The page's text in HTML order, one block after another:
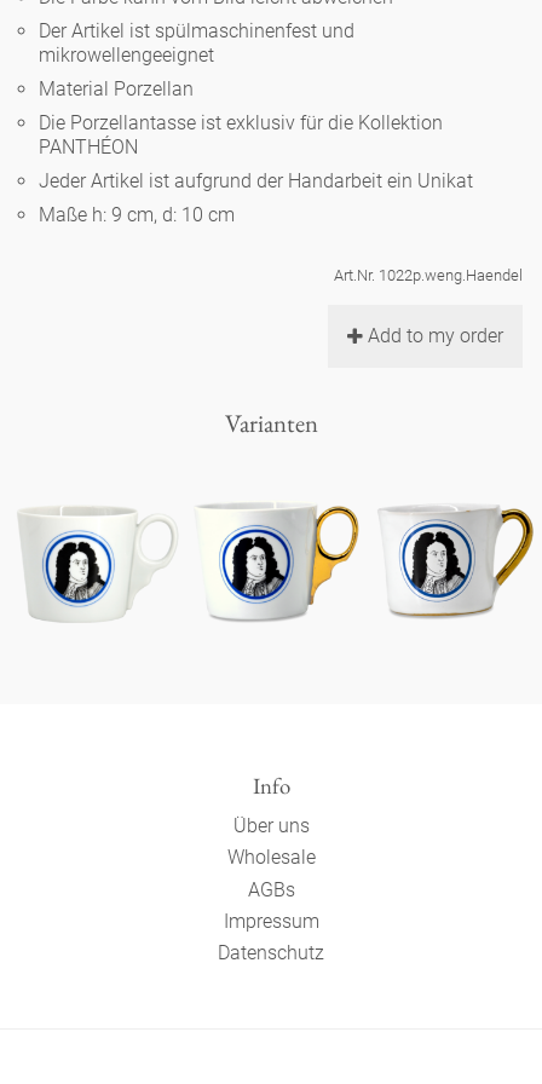
Porzellan
Ozean
klassische Musiker
zeitgenössische Musiker
Espressotassen 'Glam'
Runde Teller - weiß
Ovale Teller - weiß
Runde Teller 'de Luxe'
Tiefe Teller - weiß
Ovale Teller 'de Luxe'
Lange Teller 'de Luxe'
Noël
Teekanne
Vasen 'de Luxe'
Fressnapf
Goldener Käfig
Korb 'de Luxe'
Schalen 'de Luxe'
Hände und Füße
Bad
Schnickschnack
Räucherstäbchenhalter
Unpraktisch
Spielen
Dies & Das
Besteck
Schachspiel Alice
Porzellanfiguren
Alices Schachspiel 'de Luxe'
noch mehr Figuren
Berliner Duft
Der Artikel ist spülmaschinenfest und
mikrowellengeeignet
Material Porzellan
Die Porzellantasse ist exklusiv für die Kollektion
PANTHÉON
Jeder Artikel ist aufgrund der Handarbeit ein Unikat
Maße h: 9 cm, d: 10 cm
Art.Nr. 1022p.weng.Haendel
Add to my order
Varianten
Info
Über uns
Wholesale
AGBs
Impressum
Datenschutz